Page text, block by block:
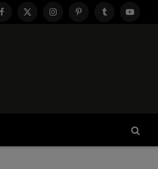
Facebook
X
InstagramPinterestTumblr